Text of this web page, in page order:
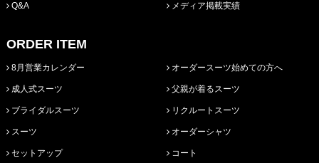
Q&A メディア掲載実績
ORDER ITEM
8月営業カレンダー
成人式スーツ
ブライダルスーツ
スーツ
セットアップ
オーダースーツ始めての方へ
父親が着るスーツ
リクルートスーツ
オーダーシャツ
コート